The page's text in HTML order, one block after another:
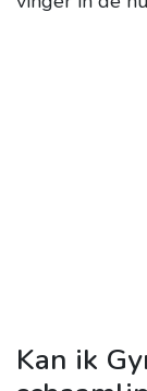
Kan ik